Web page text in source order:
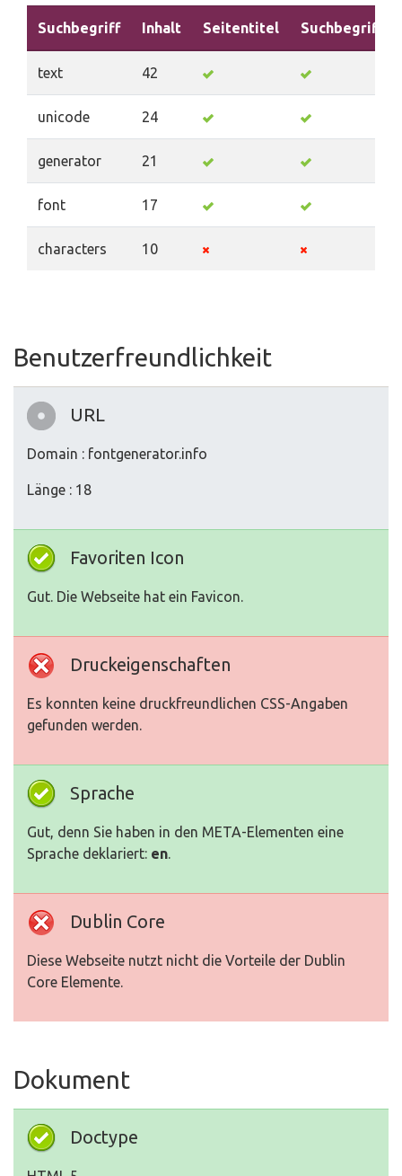
Suchbegriff Inhalt Seitentitel Suchbegriffe
text 42
unicode 24
generator 21
font 17
characters 10
Benutzerfreundlichkeit
URL
Domain : fontgenerator.info
Länge : 18
Favoriten Icon
Gut. Die Webseite hat ein Favicon.
Druckeigenschaften
Es konnten keine druckfreundlichen CSS-Angaben
gefunden werden.
Sprache
Gut, denn Sie haben in den META-Elementen eine
Sprache deklariert: en.
Dublin Core
Diese Webseite nutzt nicht die Vorteile der Dublin
Core Elemente.
Dokument
Doctype